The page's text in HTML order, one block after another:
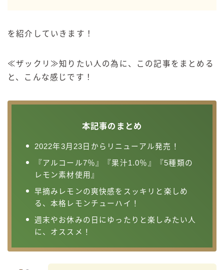
サッポロ
三ツ星グレフルサワー
レモン・ザ・リッチ
キレートレモンサワー
愛のスコールホワイトサワー
WATER SOUR(ウォーターサワ)
宝酒造
焼酎ハイボール
宝焼酎のお茶割りシリーズ
極上レモンサワー
を紹介していきます！
≪ザックリ≫知りたい人の為に、この記事をまとめる
と、こんな感じです！
本記事のまとめ
2022年3月23日からリニューアル発売！
『アルコール7％』『果汁1.0％』『5種類の
レモン素材使用』
早摘みレモンの爽快感をスッキリと楽しめ
る、本格レモンチューハイ！
週末やお休みの日にゆったりと楽しみたい人
に、オススメ！